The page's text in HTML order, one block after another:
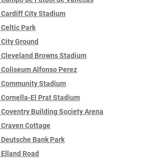
City Stadium
Park
Ground
Browns Stadium
Alfonso Perez
Stadium
El Prat Stadium
Building Society Arena
Cottage
Bank Park
Road